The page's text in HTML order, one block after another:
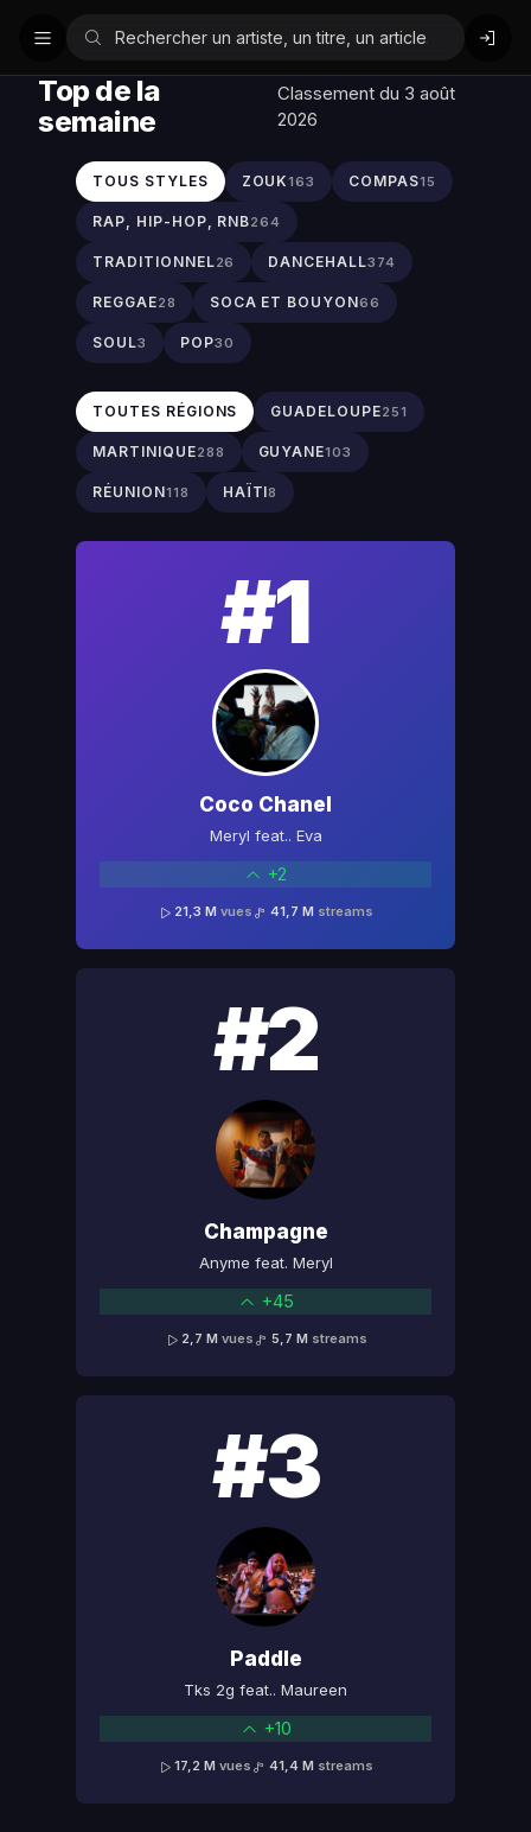
Top de la
semaine
Classement du 3 août
2026
TOUS STYLES ZOUK163 COMPAS15
RAP, HIP-HOP, RNB264
TRADITIONNEL26 DANCEHALL374
REGGAE28 SOCA ET BOUYON66
SOUL3 POP30
TOUTES RÉGIONS GUADELOUPE251
MARTINIQUE288 GUYANE103
RÉUNION118 HAÏTI8
#2
Champagne
Anyme feat. Meryl
+45
2,7 M vues 5,7 M streams
#1
Coco Chanel
Meryl feat.. Eva
+2
21,3 M vues 41,7 M streams
#3
Paddle
Tks 2g feat.. Maureen
+10
17,2 M vues 41,4 M streams